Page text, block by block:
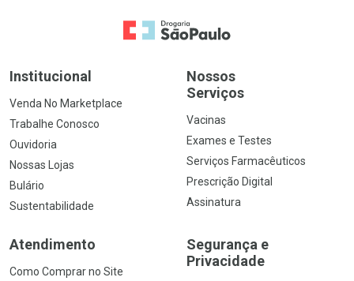
Ir para a Home
Institucional
Venda No Marketplace
Trabalhe Conosco
Ouvidoria
Nossas Lojas
Bulário
Sustentabilidade
Nossos
Serviços
Vacinas
Exames e Testes
Serviços Farmacêuticos
Prescrição Digital
Assinatura
Atendimento
Como Comprar no Site
Segurança e
Privacidade